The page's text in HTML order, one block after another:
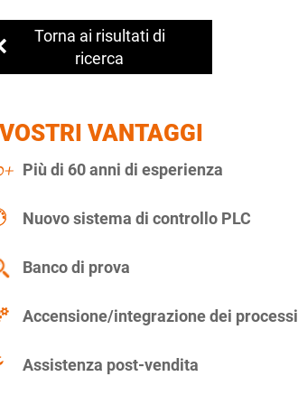
Torna ai risultati di
ricerca
VANTAGGI
Più di 60 anni di esperienza
Nuovo sistema di controllo PLC
Banco di prova
Accensione/integrazione dei processi
Assistenza post-vendita